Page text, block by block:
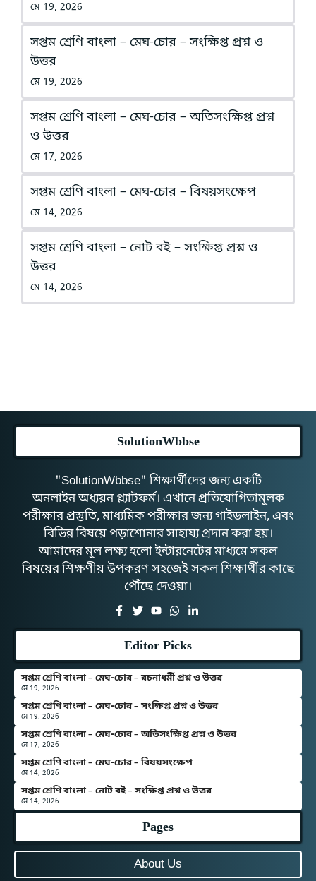
মে 19, 2026
সপ্তম শ্রেণি বাংলা – মেঘ-চোর – সংক্ষিপ্ত প্রশ্ন ও
উত্তর
মে 19, 2026
সপ্তম শ্রেণি বাংলা – মেঘ-চোর – অতিসংক্ষিপ্ত প্রশ্ন
ও উত্তর
মে 17, 2026
সপ্তম শ্রেণি বাংলা – মেঘ-চোর – বিষয়সংক্ষেপ
মে 14, 2026
সপ্তম শ্রেণি বাংলা – নোট বই – সংক্ষিপ্ত প্রশ্ন ও
উত্তর
মে 14, 2026
SolutionWbbse
"SolutionWbbse" শিক্ষার্থীদের জন্য একটি
অনলাইন অধ্যয়ন প্ল্যাটফর্ম। এখানে প্রতিযোগিতামূলক
পরীক্ষার প্রস্তুতি, মাধ্যমিক পরীক্ষার জন্য গাইডলাইন, এবং
বিভিন্ন বিষয়ে পড়াশোনার সাহায্য প্রদান করা হয়।
আমাদের মূল লক্ষ্য হলো ইন্টারনেটের মাধ্যমে সকল
বিষয়ের শিক্ষণীয় উপকরণ সহজেই সকল শিক্ষার্থীর কাছে
পৌঁছে দেওয়া।
Editor Picks
সপ্তম শ্রেণি বাংলা – মেঘ-চোর – রচনাধর্মী প্রশ্ন ও উত্তর
মে 19, 2026
সপ্তম শ্রেণি বাংলা – মেঘ-চোর – সংক্ষিপ্ত প্রশ্ন ও উত্তর
মে 19, 2026
সপ্তম শ্রেণি বাংলা – মেঘ-চোর – অতিসংক্ষিপ্ত প্রশ্ন ও উত্তর
মে 17, 2026
সপ্তম শ্রেণি বাংলা – মেঘ-চোর – বিষয়সংক্ষেপ
মে 14, 2026
সপ্তম শ্রেণি বাংলা – নোট বই – সংক্ষিপ্ত প্রশ্ন ও উত্তর
মে 14, 2026
Pages
About Us